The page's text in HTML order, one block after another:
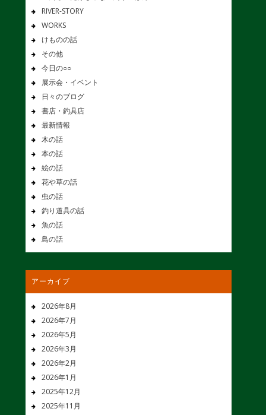
RIVER-STORY
WORKS
けものの話
その他
今日の○○
展示会・イベント
日々のブログ
書店・釣具店
最新情報
木の話
本の話
絵の話
花や草の話
虫の話
釣り道具の話
魚の話
鳥の話
アーカイブ
2026年8月
2026年7月
2026年5月
2026年3月
2026年2月
2026年1月
2025年12月
2025年11月